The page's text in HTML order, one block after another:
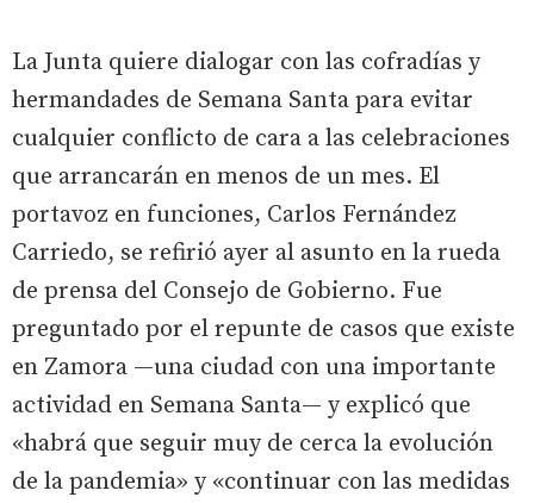
La Junta quiere dialogar con las cofradías y
hermandades de Semana Santa para evitar
cualquier conflicto de cara a las celebraciones
que arrancarán en menos de un mes. El
portavoz en funciones, Carlos Fernández
Carriedo, se refirió ayer al asunto en la rueda
de prensa del Consejo de Gobierno. Fue
preguntado por el repunte de casos que existe
en Zamora —una ciudad con una importante
actividad en Semana Santa— y explicó que
«habrá que seguir muy de cerca la evolución
de la pandemia» y «continuar con las medidas